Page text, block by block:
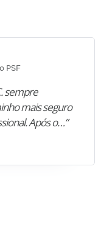
PSF
sempre
mais seguro
Após o…”